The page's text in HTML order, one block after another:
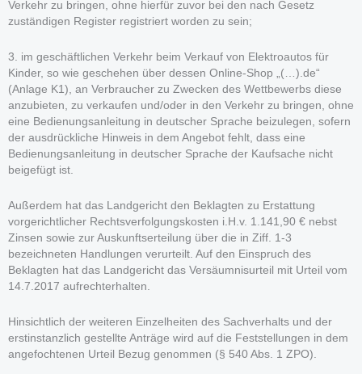
Verkehr zu bringen, ohne hierfür zuvor bei den nach Gesetz
zuständigen Register registriert worden zu sein;
3. im geschäftlichen Verkehr beim Verkauf von Elektroautos für
Kinder, so wie geschehen über dessen Online-Shop „(…).de“
(Anlage K1), an Verbraucher zu Zwecken des Wettbewerbs diese
anzubieten, zu verkaufen und/oder in den Verkehr zu bringen, ohne
eine Bedienungsanleitung in deutscher Sprache beizulegen, sofern
der ausdrückliche Hinweis in dem Angebot fehlt, dass eine
Bedienungsanleitung in deutscher Sprache der Kaufsache nicht
beigefügt ist.
Außerdem hat das Landgericht den Beklagten zu Erstattung
vorgerichtlicher Rechtsverfolgungskosten i.H.v. 1.141,90 € nebst
Zinsen sowie zur Auskunftserteilung über die in Ziff. 1-3
bezeichneten Handlungen verurteilt. Auf den Einspruch des
Beklagten hat das Landgericht das Versäumnisurteil mit Urteil vom
14.7.2017 aufrechterhalten.
Hinsichtlich der weiteren Einzelheiten des Sachverhalts und der
erstinstanzlich gestellte Anträge wird auf die Feststellungen in dem
angefochtenen Urteil Bezug genommen (§ 540 Abs. 1 ZPO).